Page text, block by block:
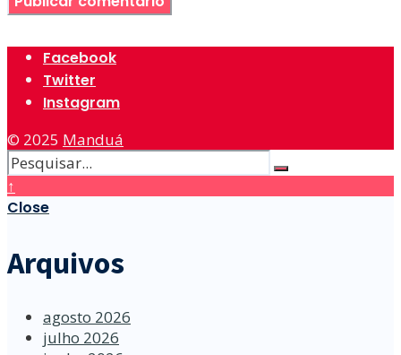
Facebook
Twitter
Instagram
© 2025 Manduá
↑
Close
Arquivos
agosto 2026
julho 2026